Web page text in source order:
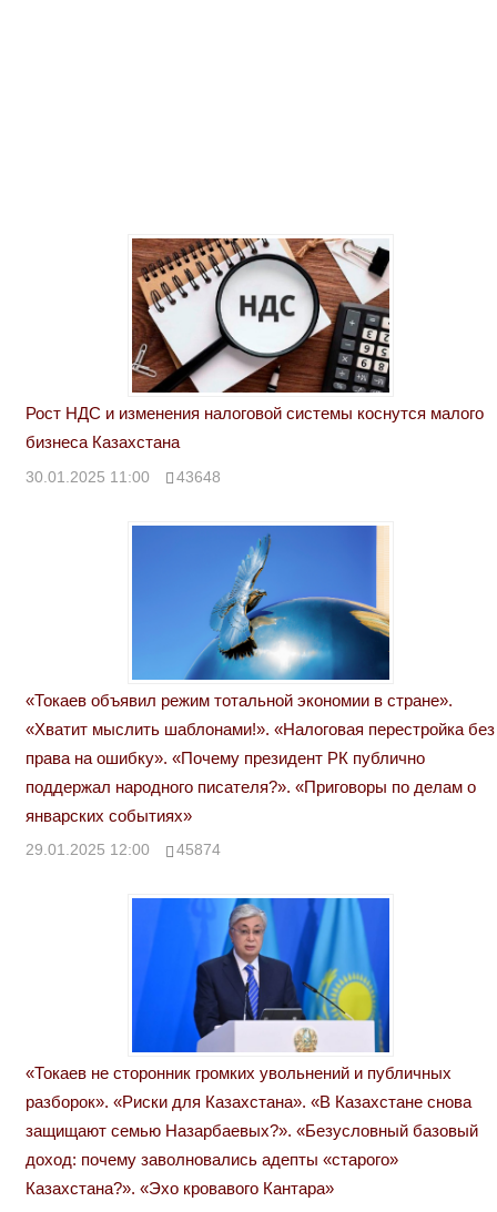
Рост НДС и изменения налоговой системы коснутся малого
бизнеса Казахстана
30.01.2025 11:00 43648
«Токаев объявил режим тотальной экономии в стране».
«Хватит мыслить шаблонами!». «Налоговая перестройка без
права на ошибку». «Почему президент РК публично
поддержал народного писателя?». «Приговоры по делам о
январских событиях»
29.01.2025 12:00 45874
«Токаев не сторонник громких увольнений и публичных
разборок». «Риски для Казахстана». «В Казахстане снова
защищают семью Назарбаевых?». «Безусловный базовый
доход: почему заволновались адепты «старого»
Казахстана?». «Эхо кровавого Кантара»